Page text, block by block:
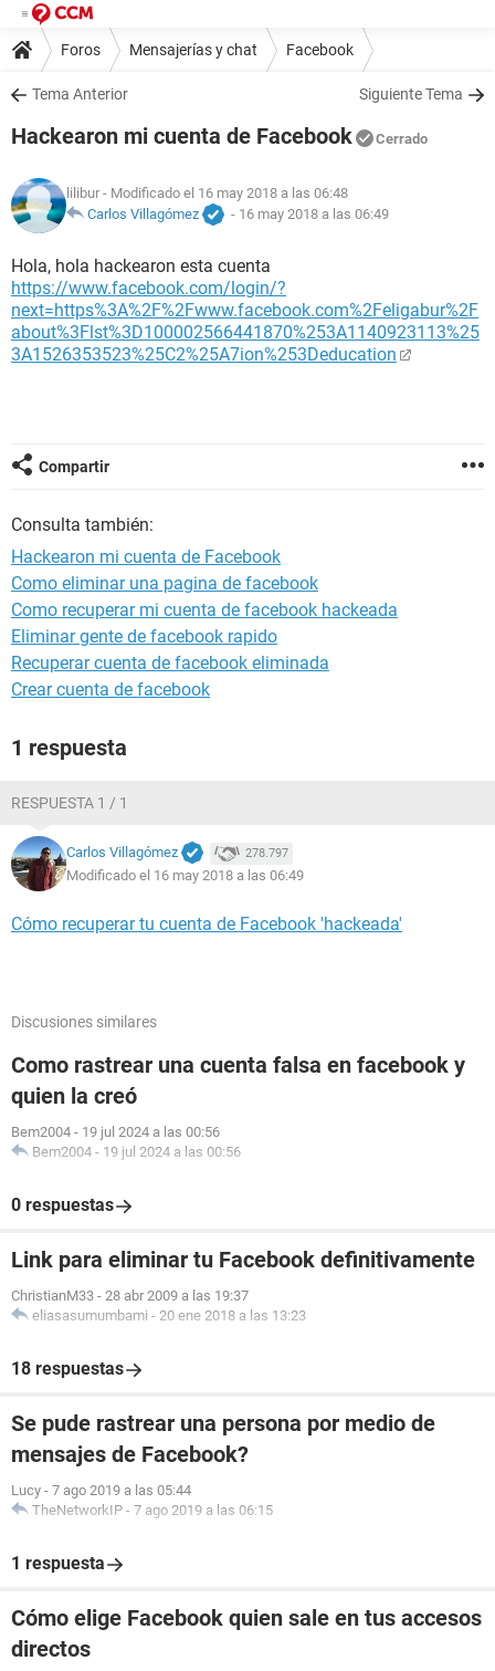
Foros Mensajerías y chat Facebook
Tema Anterior Siguiente Tema
Hackearon mi cuenta de Facebook Cerrado
lilibur - Modificado el 16 may 2018 a las 06:48
Carlos Villagómez
- 16 may 2018 a las 06:49
Hola, hola hackearon esta cuenta
https://www.facebook.com/login/?
next=https%3A%2F%2Fwww.facebook.com%2Feligabur%2F
about%3Flst%3D100002566441870%253A1140923113%25
3A1526353523%25C2%25A7ion%253Deducation
Compartir
Consulta también:
Hackearon mi cuenta de Facebook
Como eliminar una pagina de facebook
Como recuperar mi cuenta de facebook hackeada
Eliminar gente de facebook rapido
Recuperar cuenta de facebook eliminada
Crear cuenta de facebook
1 respuesta
RESPUESTA 1 / 1
Carlos Villagómez 278.797
Modificado el 16 may 2018 a las 06:49
Cómo recuperar tu cuenta de Facebook 'hackeada'
Discusiones similares
Como rastrear una cuenta falsa en facebook y
quien la creó
Bem2004 - 19 jul 2024 a las 00:56
Bem2004 - 19 jul 2024 a las 00:56
0 respuestas
Link para eliminar tu Facebook definitivamente
ChristianM33 - 28 abr 2009 a las 19:37
eliasasumumbami - 20 ene 2018 a las 13:23
18 respuestas
Se pude rastrear una persona por medio de
mensajes de Facebook?
Lucy - 7 ago 2019 a las 05:44
TheNetworkIP - 7 ago 2019 a las 06:15
1 respuesta
Cómo elige Facebook quien sale en tus accesos
directos